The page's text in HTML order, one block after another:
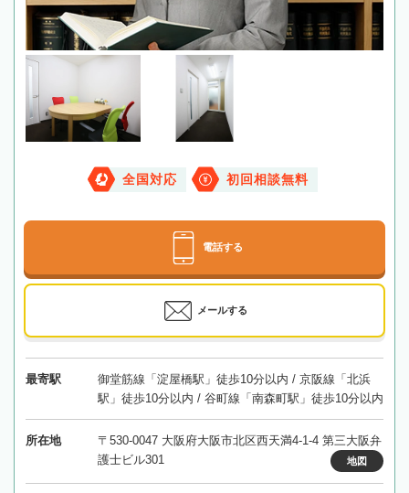
全国対応 初回相談無料
電話する
メールする
最寄駅
御堂筋線「淀屋橋駅」徒歩10分以内 / 京阪線「北浜
駅」徒歩10分以内 / 谷町線「南森町駅」徒歩10分以内
所在地
〒530-0047 大阪府大阪市北区西天満4-1-4 第三大阪弁
護士ビル301
地図